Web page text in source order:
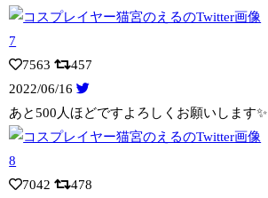
7563
457
2022/06/16
あと500人ほどですよろしくお願いします✨
7042
478